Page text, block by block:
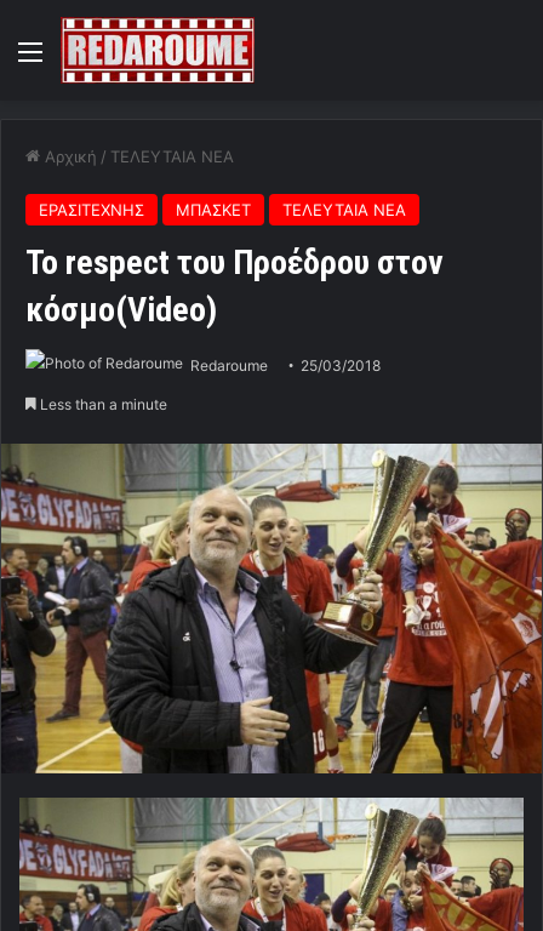
Menu
Αρχική / ΤΕΛΕΥΤΑΙΑ ΝΕΑ
ΕΡΑΣΙΤΕΧΝΗΣ ΜΠΑΣΚΕΤ ΤΕΛΕΥΤΑΙΑ ΝΕΑ
Το respect του Προέδρου στον
κόσμο(Video)
Redaroume 25/03/2018
Less than a minute